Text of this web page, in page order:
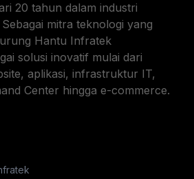
20 tahun dalam industri
mitra teknologi yang
Hantu Infratek
solusi inovatif mulai dari
aplikasi, infrastruktur IT,
Center hingga e-commerce.